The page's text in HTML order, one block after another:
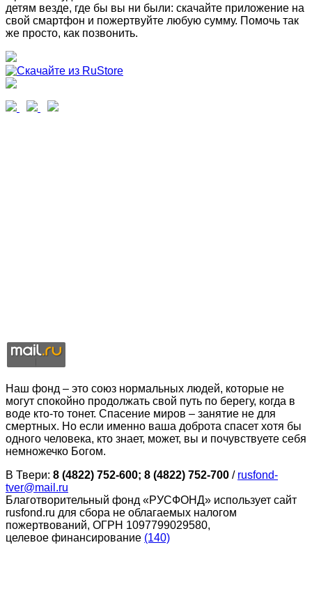
детям везде, где бы вы ни были: скачайте приложение на
свой смартфон и пожертвуйте любую сумму. Помочь так
же просто, как позвонить.
Наш фонд – это союз нормальных людей, которые не
могут спокойно продолжать свой путь по берегу, когда в
воде кто-то тонет. Спасение миров – занятие не для
смертных. Но если именно ваша доброта спасет хотя бы
одного человека, кто знает, может, вы и почувствуете себя
немножечко Богом.
В Твери: 8 (4822) 752-600; 8 (4822) 752-700 / rusfond-
tver@mail.ru
Благотворительный фонд «РУСФОНД» использует сайт
rusfond.ru для сбора не облагаемых налогом
пожертвований, ОГРН 1097799029580,
целевое финансирование (140)